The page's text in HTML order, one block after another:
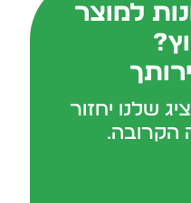
למוצר
שלנו יחזור
הקרובה.